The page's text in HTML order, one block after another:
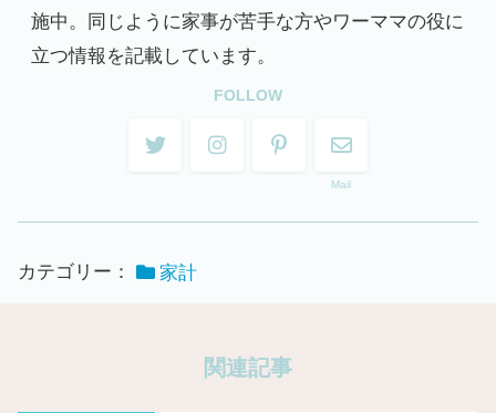
施中。同じように家事が苦手な方やワーママの役に
立つ情報を記載しています。
FOLLOW
Mail
カテゴリー： 家計
関連記事